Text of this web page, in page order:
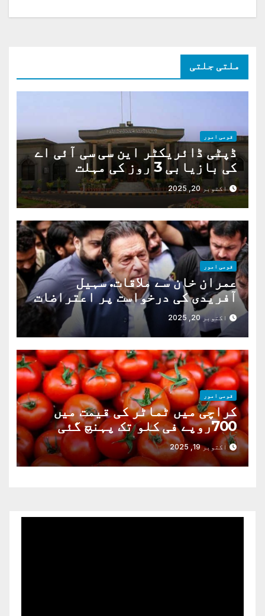
ملتی جلتی
قومی امور
ڈپٹی ڈائریکٹر این سی سی آئی اے
کی بازیابی 3 روز کی مہلت
اکتوبر 20, 2025
قومی امور
عمران خان سے ملاقات. سہیل
آفریدی کی درخواست پر اعتراضات
دوراکتوبر 20, 2025
قومی امور
کراچی میں ٹماٹر کی قیمت میں
700روپے فی کلو تک پہنچ گئی
اکتوبر 19, 2025